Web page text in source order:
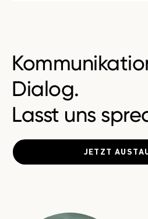
Dialog.
Lasst uns
JETZT